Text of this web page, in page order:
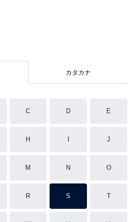
カタカナ
C D E
H J
M N O
R S T